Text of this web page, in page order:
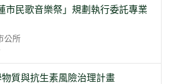
市民歌音樂祭」規劃執行委託專業
公所
質與抗生素風險治理計畫